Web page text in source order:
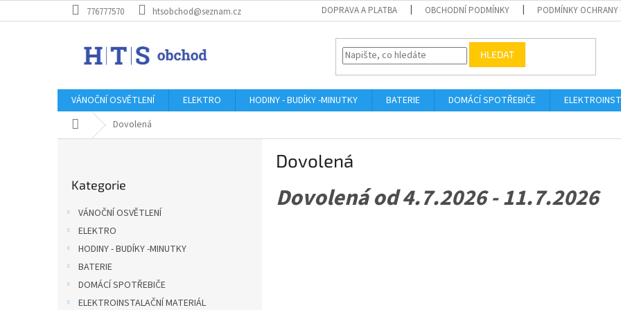
na
776777570 htsobchod@seznam.cz DOPRAVA A PLATBA OBCHODNÍ PODMÍNKY PODMÍNKY OCHRANY
HLEDAT
VÁNOČNÍ OSVĚTLENÍ ELEKTRO HODINY - BUDÍKY -MINUTKY BATERIE DOMÁCÍ SPOTŘEBIČE
Domů Dovolená
kategorie
Kategorie
VÁNOČNÍ OSVĚTLENÍ
ELEKTRO
HODINY - BUDÍKY -MINUTKY
BATERIE
DOMÁCÍ SPOTŘEBIČE
ELEKTROINSTALAČNÍ MATERIÁL
Dovolená
Dovolená od 4.7.2026 - 11.7.2026